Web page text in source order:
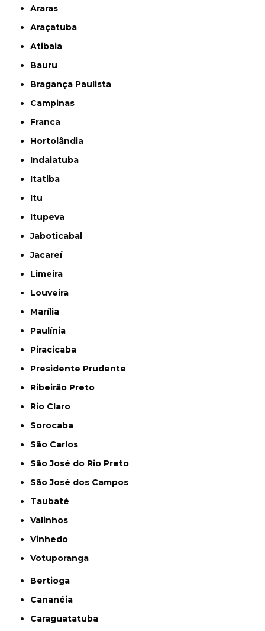
Araras
Araçatuba
Atibaia
Bauru
Bragança Paulista
Campinas
Franca
Hortolândia
Indaiatuba
Itatiba
Itu
Itupeva
Jaboticabal
Jacareí
Limeira
Louveira
Marília
Paulínia
Piracicaba
Presidente Prudente
Ribeirão Preto
Rio Claro
Sorocaba
São Carlos
São José do Rio Preto
São José dos Campos
Taubaté
Valinhos
Vinhedo
Votuporanga
Bertioga
Cananéia
Caraguatatuba